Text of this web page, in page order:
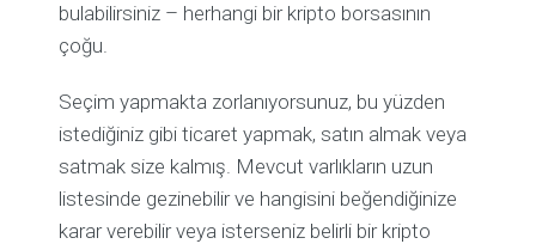
bulabilirsiniz – herhangi bir kripto borsasının
çoğu.
Seçim yapmakta zorlanıyorsunuz, bu yüzden
istediğiniz gibi ticaret yapmak, satın almak veya
satmak size kalmış. Mevcut varlıkların uzun
listesinde gezinebilir ve hangisini beğendiğinize
karar verebilir veya isterseniz belirli bir kripto